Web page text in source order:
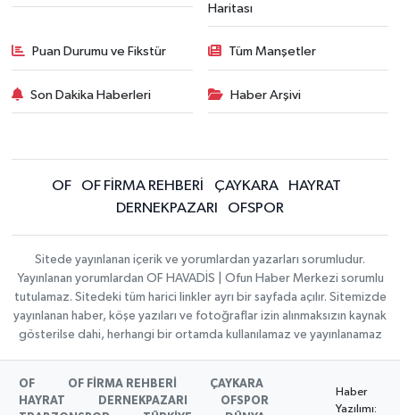
Haritası
Puan Durumu ve Fikstür Tüm Manşetler
Son Dakika Haberleri Haber Arşivi
OF OF FİRMA REHBERİ ÇAYKARA
HAYRAT
DERNEKPAZARI
OFSPOR
Sitede yayınlanan içerik ve yorumlardan yazarları sorumludur.
Yayınlanan yorumlardan OF HAVADİS | Ofun Haber Merkezi sorumlu
tutulamaz. Sitedeki tüm harici linkler ayrı bir sayfada açılır. Sitemizde
yayınlanan haber, köşe yazıları ve fotoğraflar izin alınmaksızın kaynak
gösterilse dahi, herhangi bir ortamda kullanılamaz ve yayınlanamaz
OF OF FİRMA REHBERİ
ÇAYKARA
HAYRAT
DERNEKPAZARI
OFSPOR
Haber
Yazılımı: